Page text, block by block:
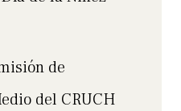
de
del CRUCH